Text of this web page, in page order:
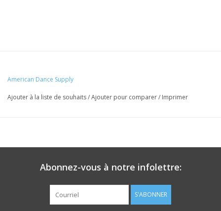
American Dance Supply
Ajouter à la liste de souhaits/Ajouter pour comparer/ Imprimer
Abonnez-vous à notre infolettre:
S'ABONNER